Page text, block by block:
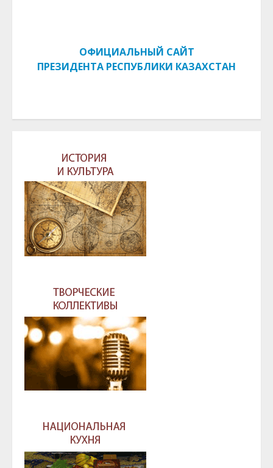
ОФИЦИАЛЬНЫЙ САЙТ
ПРЕЗИДЕНТА РЕСПУБЛИКИ КАЗАХСТАН